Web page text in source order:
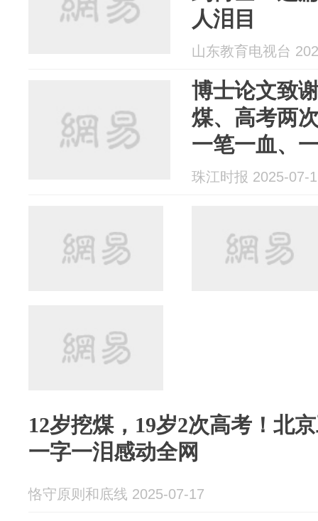
人泪目
山东教育电视台
博士论文致
煤、高考两
一笔一血、
珠江时报 2025-07-
12岁挖煤，19岁2次高考！北
一字一泪感动全网
恪守原则和底线 2025-07-17